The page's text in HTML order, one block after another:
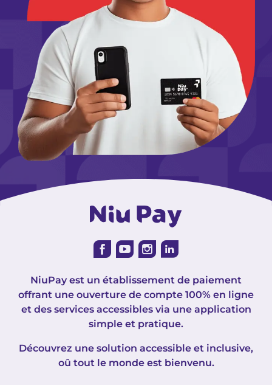
NiuPay est un établissement de paiement
offrant une ouverture de compte 100% en ligne
et des services accessibles via une application
simple et pratique.
Découvrez une solution accessible et inclusive,
oû tout le monde est bienvenu.